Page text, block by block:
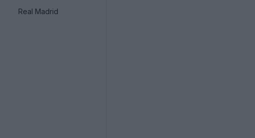
Real Madrid